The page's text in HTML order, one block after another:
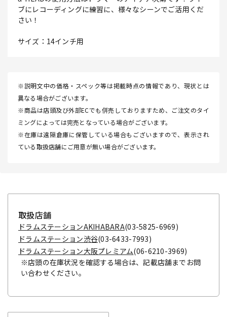
ブにレコーディングに練習に、様々なシーンでご活用くだ
さい！
サイズ：14インチ用
※説明文中の価格・スペック等は掲載時点の情報であり、現状とは
異なる場合がございます。
※商品は店頭及び外部ECでも併売しておりますため、ご注文のタイ
ミングによっては完売となっている場合がございます。
※在庫は遠隔倉庫に保管している場合もございますので、表示され
ている取扱店舗にご用意が無い場合がございます。
取扱店舗
ドラムステーションAKIHABARA(03-5825-6969)
ドラムステーション渋谷(03-6433-7993)
ドラムステーション大阪プレミアム(06-6210-3969)
※店頭の在庫状況を確認する場合は、記載店舗までお問
い合わせください。